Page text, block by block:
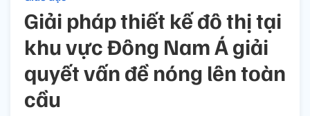
Giải pháp thiết kế đô thị tại
khu vực Đông Nam Á giải
quyết vấn đề nóng lên toàn
cầu